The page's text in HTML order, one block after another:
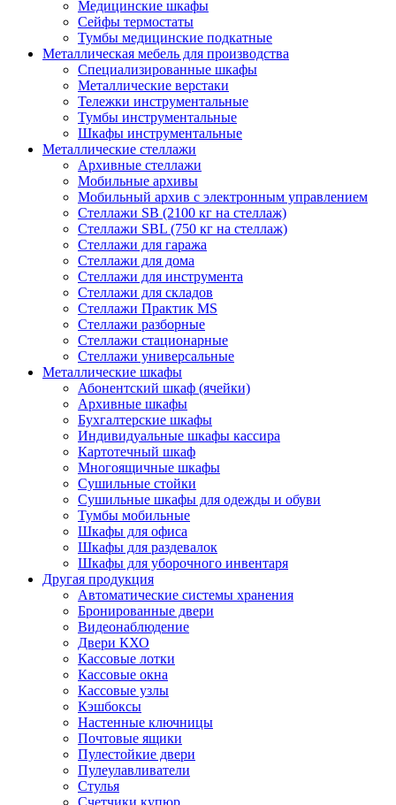
Медицинские шкафы
Сейфы термостаты
Тумбы медицинские подкатные
Металлическая мебель для производства
Cпециализированные шкафы
Металлические верстаки
Тележки инструментальные
Тумбы инструментальные
Шкафы инструментальные
Металлические стеллажи
Архивные стеллажи
Мобильные архивы
Мобильный архив с электронным управлением
Стеллажи SB (2100 кг на стеллаж)
Стеллажи SBL (750 кг на стеллаж)
Стеллажи для гаража
Стеллажи для дома
Стеллажи для инструмента
Стеллажи для складов
Стеллажи Практик MS
Стеллажи разборные
Стеллажи стационарные
Стеллажи универсальные
Металлические шкафы
Абонентский шкаф (ячейки)
Архивные шкафы
Бухгалтерские шкафы
Индивидуальные шкафы кассира
Картотечный шкаф
Многоящичные шкафы
Сушильные стойки
Сушильные шкафы для одежды и обуви
Тумбы мобильные
Шкафы для офиса
Шкафы для раздевалок
Шкафы для уборочного инвентаря
Другая продукция
Автоматические системы хранения
Бронированные двери
Видеонаблюдение
Двери КХО
Кассовые лотки
Кассовые окна
Кассовые узлы
Кэшбоксы
Настенные ключницы
Почтовые ящики
Пулестойкие двери
Пулеулавливатели
Стулья
Счетчики купюр